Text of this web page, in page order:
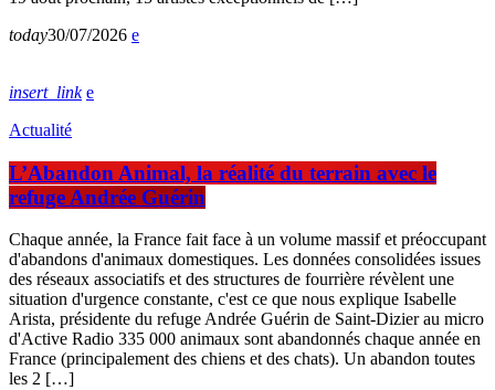
today30/07/2026
insert_link
Actualité
L’Abandon Animal, la réalité du terrain avec le
refuge Andrée Guérin
Chaque année, la France fait face à un volume massif et préoccupant
d'abandons d'animaux domestiques. Les données consolidées issues
des réseaux associatifs et des structures de fourrière révèlent une
situation d'urgence constante, c'est ce que nous explique Isabelle
Arista, présidente du refuge Andrée Guérin de Saint-Dizier au micro
d'Active Radio 335 000 animaux sont abandonnés chaque année en
France (principalement des chiens et des chats). Un abandon toutes
les 2 […]